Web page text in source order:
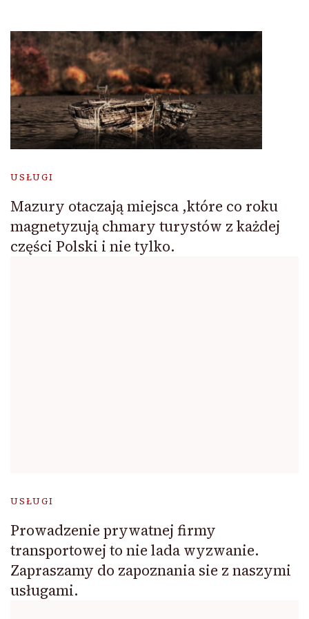
USŁUGI
Mazury otaczają miejsca ,które co roku
magnetyzują chmary turystów z każdej
części Polski i nie tylko.
USŁUGI
Prowadzenie prywatnej firmy
transportowej to nie lada wyzwanie.
Zapraszamy do zapoznania sie z naszymi
usługami.